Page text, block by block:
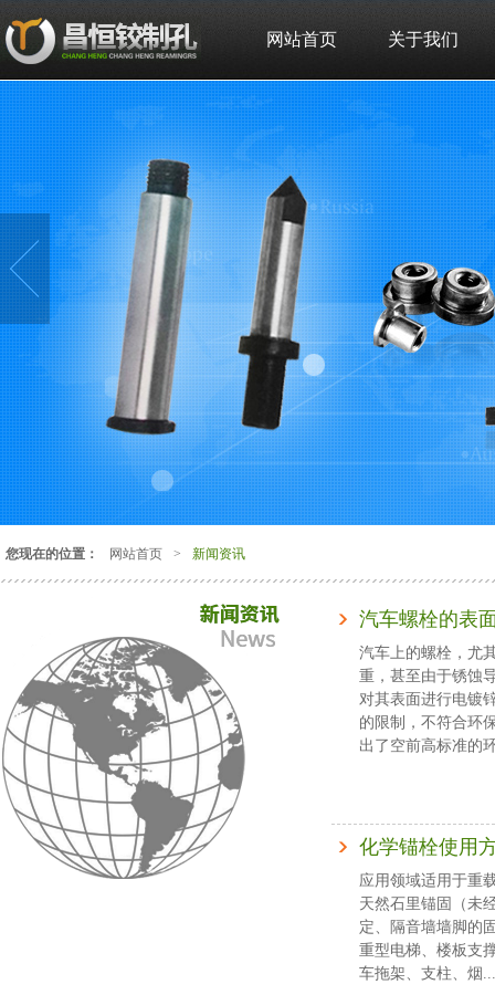
网站首页 关于我们
您现在的位置： 网站首页 > 新闻资讯
汽车螺栓的表
汽车上的螺栓，尤
重，甚至由于锈蚀
对其表面进行电镀
的限制，不符合环
出了空前高标准的
化学锚栓使用
应用领域适用于重
天然石里锚固（未
定、隔音墙墙脚的
重型电梯、楼板支
车拖架、支柱、烟...